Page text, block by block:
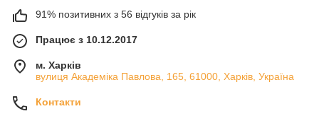
91% позитивних з 56 відгуків за рік
Працює з 10.12.2017
м. Харків
вулиця Академіка Павлова, 165, 61000, Харків, Україна
Контакти